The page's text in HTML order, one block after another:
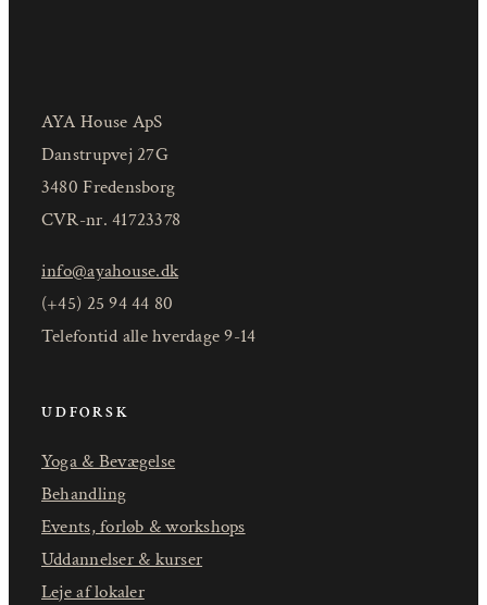
AYA House ApS
Danstrupvej 27G
3480 Fredensborg
CVR-nr. 41723378
info@ayahouse.dk
(+45) 25 94 44 80
Telefontid alle hverdage 9-14
UDFORSK
Yoga & Bevægelse
Behandling
Events, forløb & workshops
Uddannelser & kurser
Leje af lokaler